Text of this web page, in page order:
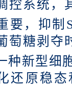
控系统，
要，抑制
萄糖剥夺
种新型细
还原稳